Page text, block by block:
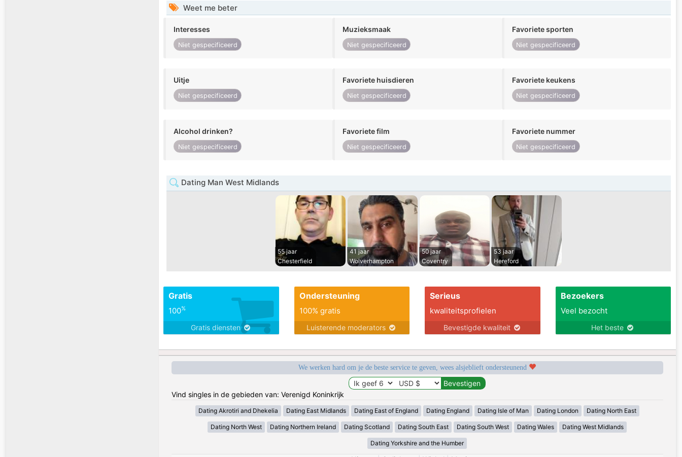
Weet me beter
Interesses
Niet gespecificeerd
Muzieksmaak
Niet gespecificeerd
Favoriete sporten
Niet gespecificeerd
Uitje
Niet gespecificeerd
Favoriete huisdieren
Niet gespecificeerd
Favoriete keukens
Niet gespecificeerd
Alcohol drinken?
Niet gespecificeerd
Favoriete film
Niet gespecificeerd
Favoriete nummer
Niet gespecificeerd
Dating Man West Midlands
55 jaar
Chesterfield
41 jaar
Wolverhampton
50 jaar
Coventry
53 jaar
Hereford
Gratis
100%
Gratis diensten
Ondersteuning
100% gratis
Luisterende moderators
Serieus
kwaliteitsprofielen
Bevestigde kwaliteit
Bezoekers
Veel bezocht
Het beste
We werken hard om je de beste service te geven, wees alsjeblieft ondersteunend
Vind singles in de gebieden van: Verenigd Koninkrijk
Dating Akrotiri and Dhekelia Dating East Midlands Dating East of England Dating England Dating Isle of Man Dating London Dating North East
Dating North West Dating Northern Ireland Dating Scotland Dating South East Dating South West Dating Wales Dating West Midlands
Dating Yorkshire and the Humber